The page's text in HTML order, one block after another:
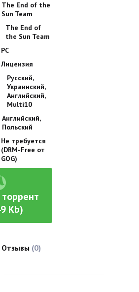
The End of the
Sun Team
The End of
the Sun Team
PC
Лицензия
Русский,
Украинский,
Английский,
Multi10
Английский,
Польский
Не требуется
(DRM-Free от
GOG)
Kb)
Отзывы (0)